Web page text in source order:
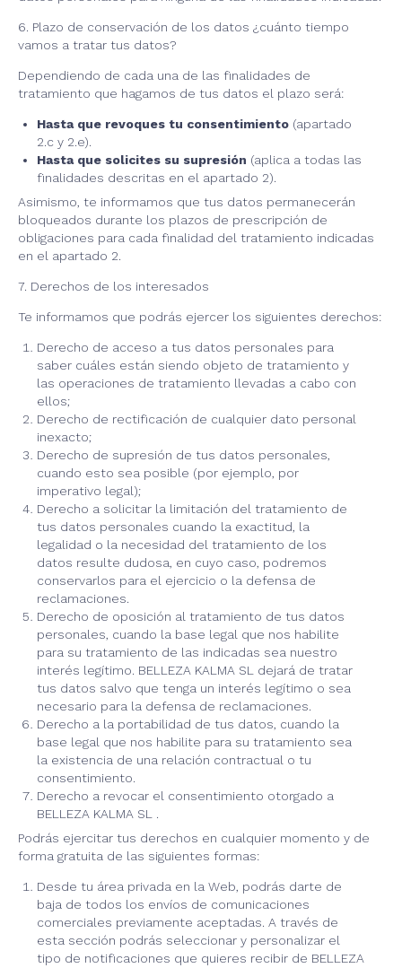
6. Plazo de conservación de los datos ¿cuánto tiempo
vamos a tratar tus datos?
Dependiendo de cada una de las finalidades de
tratamiento que hagamos de tus datos el plazo será:
Hasta que revoques tu consentimiento (apartado
2.c y 2.e).
Hasta que solicites su supresión (aplica a todas las
finalidades descritas en el apartado 2).
Asimismo, te informamos que tus datos permanecerán
bloqueados durante los plazos de prescripción de
obligaciones para cada finalidad del tratamiento indicadas
en el apartado 2.
7. Derechos de los interesados
Te informamos que podrás ejercer los siguientes derechos:
Derecho de acceso a tus datos personales para
saber cuáles están siendo objeto de tratamiento y
las operaciones de tratamiento llevadas a cabo con
ellos;
Derecho de rectificación de cualquier dato personal
inexacto;
Derecho de supresión de tus datos personales,
cuando esto sea posible (por ejemplo, por
imperativo legal);
Derecho a solicitar la limitación del tratamiento de
tus datos personales cuando la exactitud, la
legalidad o la necesidad del tratamiento de los
datos resulte dudosa, en cuyo caso, podremos
conservarlos para el ejercicio o la defensa de
reclamaciones.
Derecho de oposición al tratamiento de tus datos
personales, cuando la base legal que nos habilite
para su tratamiento de las indicadas sea nuestro
interés legítimo. BELLEZA KALMA SL dejará de tratar
tus datos salvo que tenga un interés legítimo o sea
necesario para la defensa de reclamaciones.
Derecho a la portabilidad de tus datos, cuando la
base legal que nos habilite para su tratamiento sea
la existencia de una relación contractual o tu
consentimiento.
Derecho a revocar el consentimiento otorgado a
BELLEZA KALMA SL .
Podrás ejercitar tus derechos en cualquier momento y de
forma gratuita de las siguientes formas:
Desde tu área privada en la Web, podrás darte de
baja de todos los envíos de comunicaciones
comerciales previamente aceptadas. A través de
esta sección podrás seleccionar y personalizar el
tipo de notificaciones que quieres recibir de BELLEZA